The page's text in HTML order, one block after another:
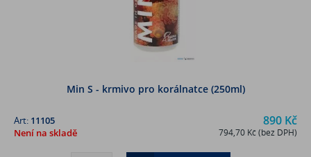
Min S - krmivo pro korálnatce (250ml)
890 Kč
794,70 Kč (bez DPH)
Art: 11105
Není na skladě